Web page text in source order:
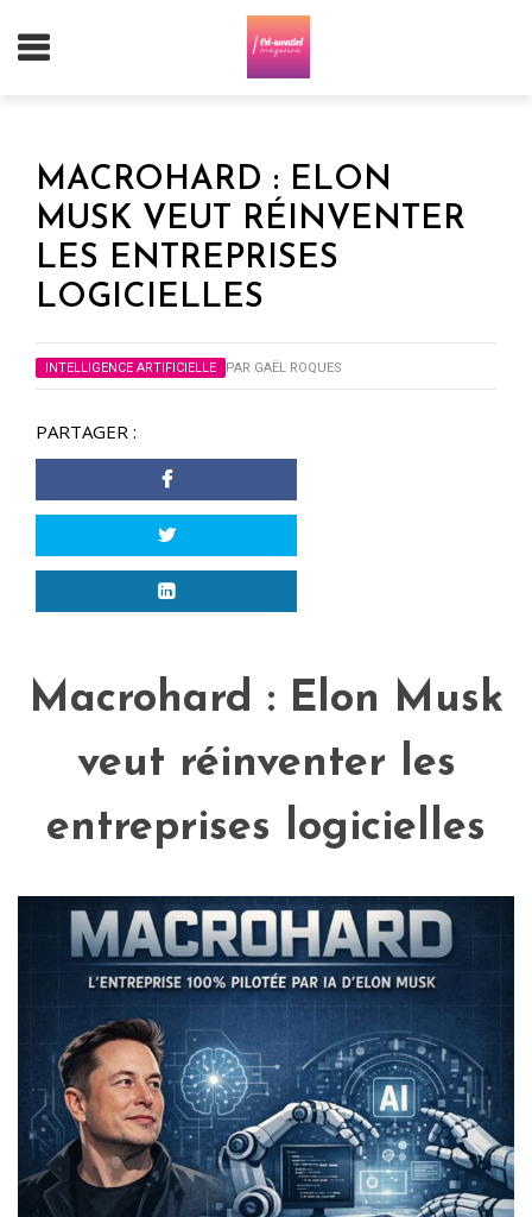
MACROHARD : ELON
MUSK VEUT RÉINVENTER
LES ENTREPRISES
LOGICIELLES
INTELLIGENCE ARTIFICIELLE PAR GAËL ROQUES
PARTAGER :
Macrohard : Elon Musk
veut réinventer les
entreprises logicielles